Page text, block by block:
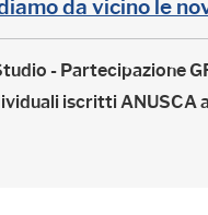
da vicino le
- Partecipazione
iscritti ANUSCA